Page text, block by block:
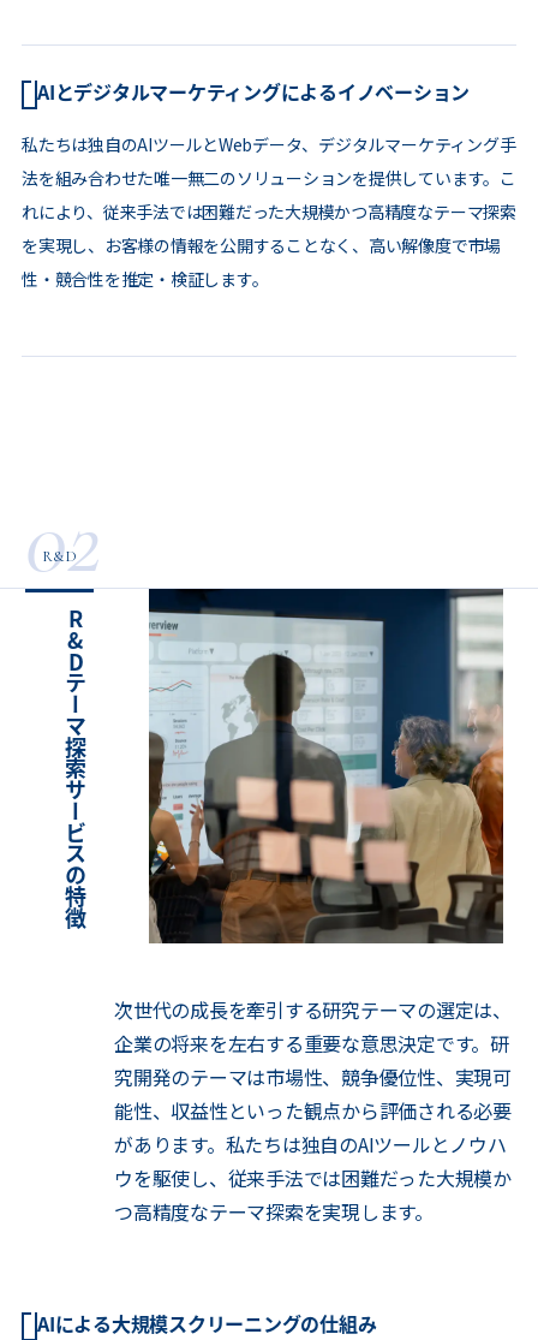
AIとデジタルマーケティングによるイノベーション
私たちは独自のAIツールとWebデータ、デジタルマーケティング手
法を組み合わせた唯一無二のソリューションを提供しています。こ
れにより、従来手法では困難だった大規模かつ高精度なテーマ探索
を実現し、お客様の情報を公開することなく、高い解像度で市場
性・競合性を推定・検証します。
02
R&D
R&Dテーマ探索サービスの特徴
次世代の成長を牽引する研究テーマの選定は、
企業の将来を左右する重要な意思決定です。研
究開発のテーマは市場性、競争優位性、実現可
能性、収益性といった観点から評価される必要
があります。私たちは独自のAIツールとノウハ
ウを駆使し、従来手法では困難だった大規模か
つ高精度なテーマ探索を実現します。
AIによる大規模スクリーニングの仕組み